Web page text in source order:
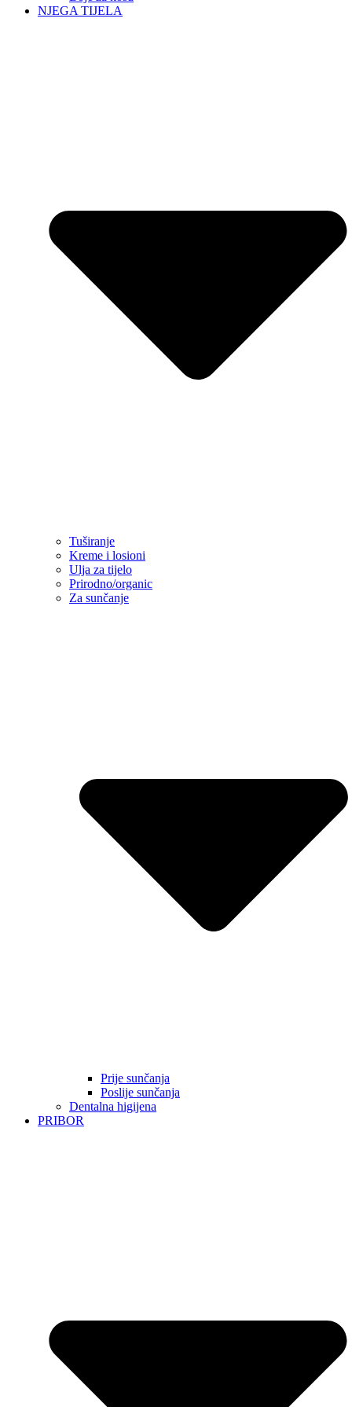
NJEGA TIJELA
Tuširanje
Kreme i losioni
Ulja za tijelo
Prirodno/organic
Za sunčanje
Prije sunčanja
Poslije sunčanja
Dentalna higijena
PRIBOR